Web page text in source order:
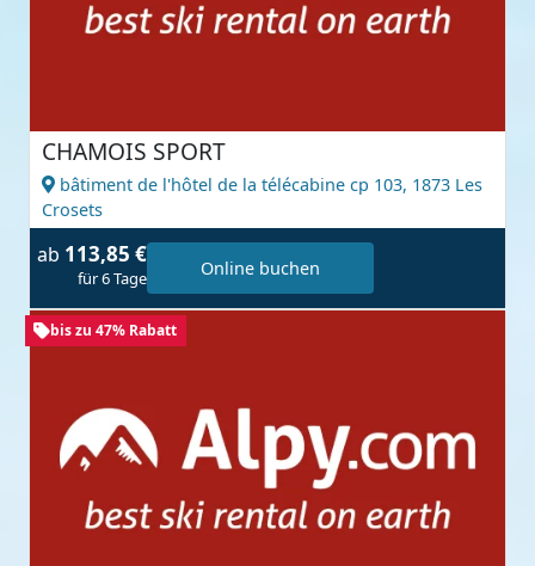
CHAMOIS SPORT
bâtiment de l'hôtel de la télécabine cp 103, 1873 Les
Crosets
ab 113,85 €
für 6 Tage Online buchen
bis zu 47% Rabatt